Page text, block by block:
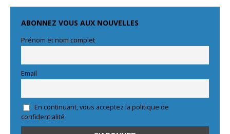
ABONNEZ VOUS AUX NOUVELLES
Prénom et nom complet
Email
En continuant, vous acceptez la politique de
confidentialité